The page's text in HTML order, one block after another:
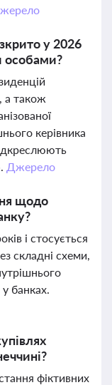
у 2026
особами?
а також
керівника
Джерело
щодо
і стосується
складні схеми,
банках.
фіктивних